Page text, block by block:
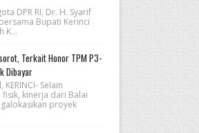
DPR RI, Dr. H. Syarif
Bupati Kerinci
K...
Terkait Honor TPM P3-
Dibayar
Selain
kinerja dari Balai
proyek